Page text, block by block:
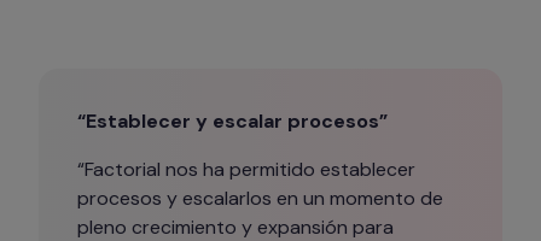
“Establecer y escalar procesos”
“Factorial nos ha permitido establecer
procesos y escalarlos en un momento de
pleno crecimiento y expansión para